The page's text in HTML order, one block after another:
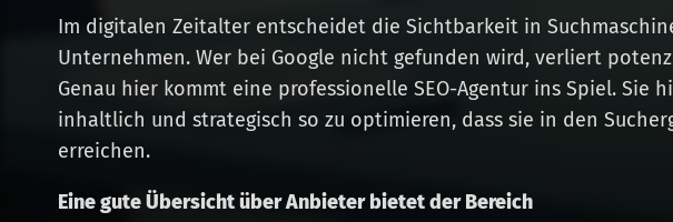
Im digitalen Zeitalter entscheidet die Sichtbarkeit in
Unternehmen. Wer bei Google nicht gefunden wird, verliert
Genau hier kommt eine professionelle SEO-Agentur ins Spiel. Sie
inhaltlich und strategisch so zu optimieren, dass sie in den
erreichen.
Eine gute Übersicht über Anbieter bietet der Bereich